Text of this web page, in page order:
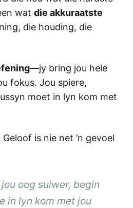
wat die akkuraatste
die houding, die
—jy bring jou hele
fokus. Jou spiere,
moet in lyn kom met
is nie net ’n gevoel
jou oog suiwer, begin
in lyn kom met jou